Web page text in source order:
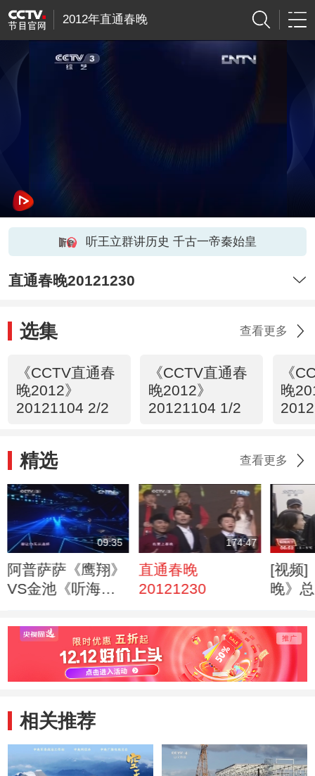
2012年直通春晚
听王立群讲历史 千古一帝秦始皇
直通春晚20121230
选集 查看更多
《CCTV直通春
晚2012》
20121104 2/2
《CCTV直通春
晚2012》
20121104 1/2
《
晚
精选 查看更多
09:35
阿普萨萨《鹰翔》
VS金池《听海》
174:47
直通春晚
20121230
[视频]
晚》
相关推荐